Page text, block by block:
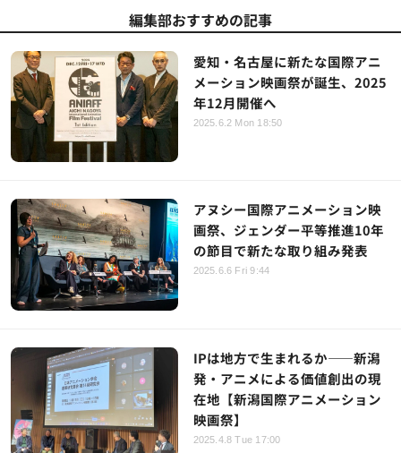
編集部おすすめの記事
愛知・名古屋に新たな国際アニ
メーション映画祭が誕生、2025
年12月開催へ
2025.6.2 Mon 18:50
アヌシー国際アニメーション映
画祭、ジェンダー平等推進10年
の節目で新たな取り組み発表
2025.6.6 Fri 9:44
IPは地方で生まれるか――新潟
発・アニメによる価値創出の現
在地【新潟国際アニメーション
映画祭】
2025.4.8 Tue 17:00